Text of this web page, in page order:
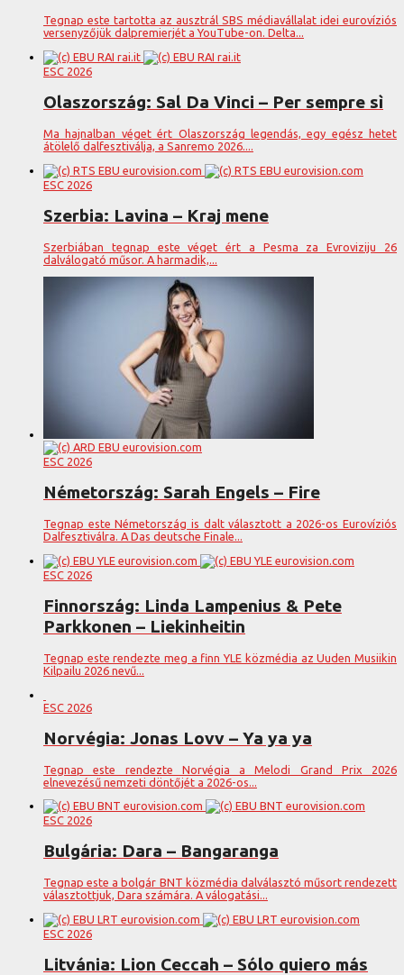
Tegnap este tartotta az ausztrál SBS médiavállalat idei eurovíziós
versenyzőjük dalpremierjét a YouTube-on. Delta...
ESC 2026
Olaszország: Sal Da Vinci – Per sempre sì
Ma hajnalban véget ért Olaszország legendás, egy egész hetet
átölelő dalfesztiválja, a Sanremo 2026....
ESC 2026
Szerbia: Lavina – Kraj mene
Szerbiában tegnap este véget ért a Pesma za Evroviziju 26
dalválogató műsor. A harmadik,...
ESC 2026
Németország: Sarah Engels – Fire
Tegnap este Németország is dalt választott a 2026-os Eurovíziós
Dalfesztiválra. A Das deutsche Finale...
ESC 2026
Finnország: Linda Lampenius & Pete
Parkkonen – Liekinheitin
Tegnap este rendezte meg a finn YLE közmédia az Uuden Musiikin
Kilpailu 2026 nevű...
ESC 2026
Norvégia: Jonas Lovv – Ya ya ya
Tegnap este rendezte Norvégia a Melodi Grand Prix 2026
elnevezésű nemzeti döntőjét a 2026-os...
ESC 2026
Bulgária: Dara – Bangaranga
Tegnap este a bolgár BNT közmédia dalválasztó műsort rendezett
választottjuk, Dara számára. A válogatási...
ESC 2026
Litvánia: Lion Ceccah – Sólo quiero más